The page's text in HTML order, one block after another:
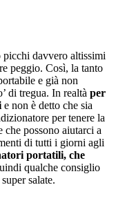
picchi davvero altissimi
peggio. Così, la tanto
e già non
di tregua. In realtà per
e non è detto che sia
per tenere la
che possono aiutarci a
di tutti i giorni agli
portatili, che
qualche consiglio
salate.